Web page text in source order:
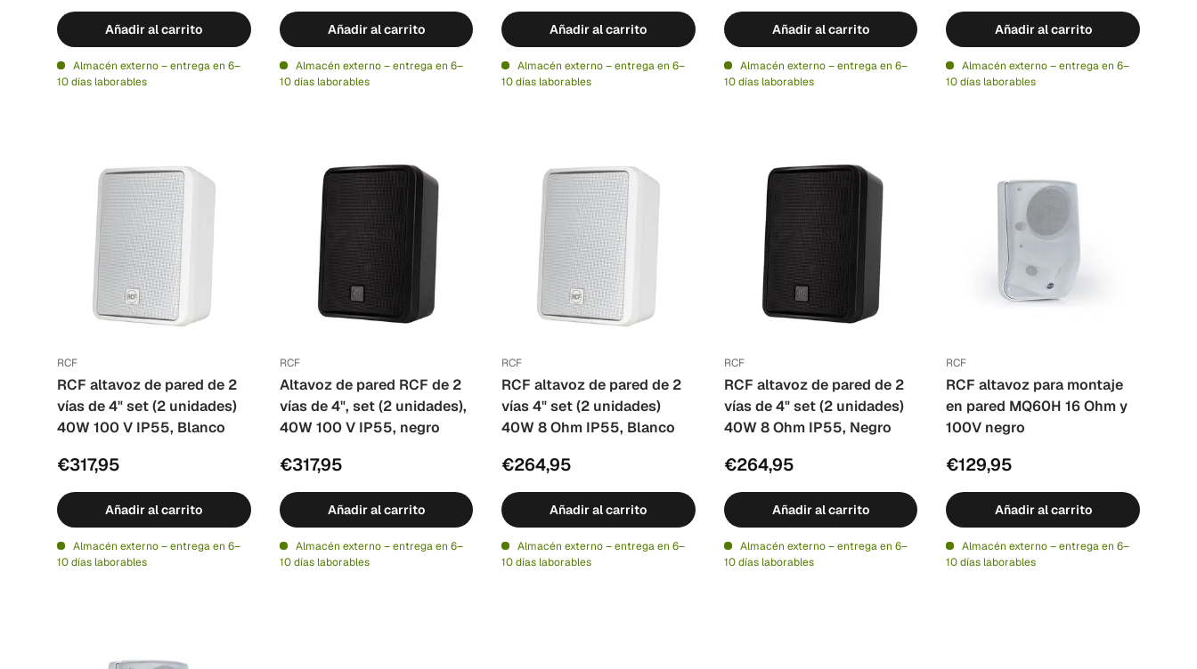
Añadir al carrito
Almacén externo – entrega en 6–
10 días laborables
Añadir al carrito
Almacén externo – entrega en 6–
10 días laborables
Añadir al carrito
Almacén externo – entrega en 6–
10 días laborables
Añadir al carrito
Almacén externo – entrega en 6–
10 días laborables
Añadir al carrito
Almacén externo – entrega en 6–
10 días laborables
RCF
RCF altavoz de pared de 2
vías de 4" set (2 unidades)
40W 100 V IP55, Blanco
€317,95
Añadir al carrito
Almacén externo – entrega en 6–
10 días laborables
RCF
Altavoz de pared RCF de 2
vías de 4", set (2 unidades),
40W 100 V IP55, negro
€317,95
Añadir al carrito
Almacén externo – entrega en 6–
10 días laborables
RCF
RCF altavoz de pared de 2
vías 4" set (2 unidades)
40W 8 Ohm IP55, Blanco
€264,95
Añadir al carrito
Almacén externo – entrega en 6–
10 días laborables
RCF
RCF altavoz de pared de 2
vías de 4" set (2 unidades)
40W 8 Ohm IP55, Negro
€264,95
Añadir al carrito
Almacén externo – entrega en 6–
10 días laborables
RCF
RCF altavoz para montaje
en pared MQ60H 16 Ohm y
100V negro
€129,95
Añadir al carrito
Almacén externo – entrega en 6–
10 días laborables